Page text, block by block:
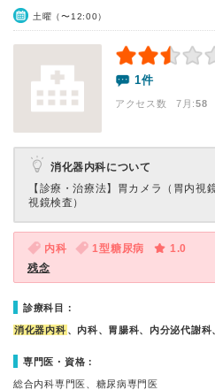
土曜（〜12:00）
1件
アクセス数 7月:58
消化器内科について
【診療・治療法】 胃カメラ（胃内視
視鏡検査）
内科 1型糖尿病
1.0
残念
診療科目：
消化器内科 、内科、胃腸科、内分泌代謝
専門医・資格：
総合内科専門医、糖尿病専門医